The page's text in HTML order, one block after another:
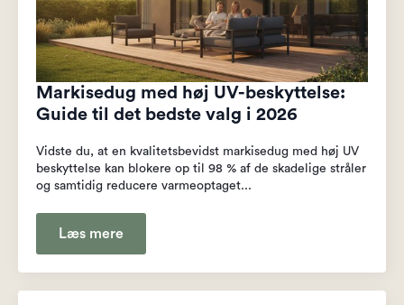
Markisedug med høj UV-beskyttelse:
Guide til det bedste valg i 2026
Vidste du, at en kvalitetsbevidst markisedug med høj UV
beskyttelse kan blokere op til 98 % af de skadelige stråler
og samtidig reducere varmeoptaget...
Læs mere